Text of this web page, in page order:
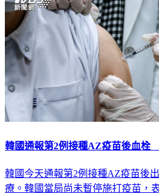
韓國通報第2例接種AZ疫苗後血栓
韓國今天通報第2例接種AZ疫苗後
療。韓國當局尚未暫停施打疫苗，